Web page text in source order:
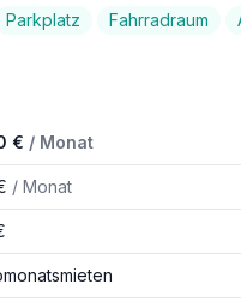
Parkplatz Fahrradraum
€ / Monat
/ Monat